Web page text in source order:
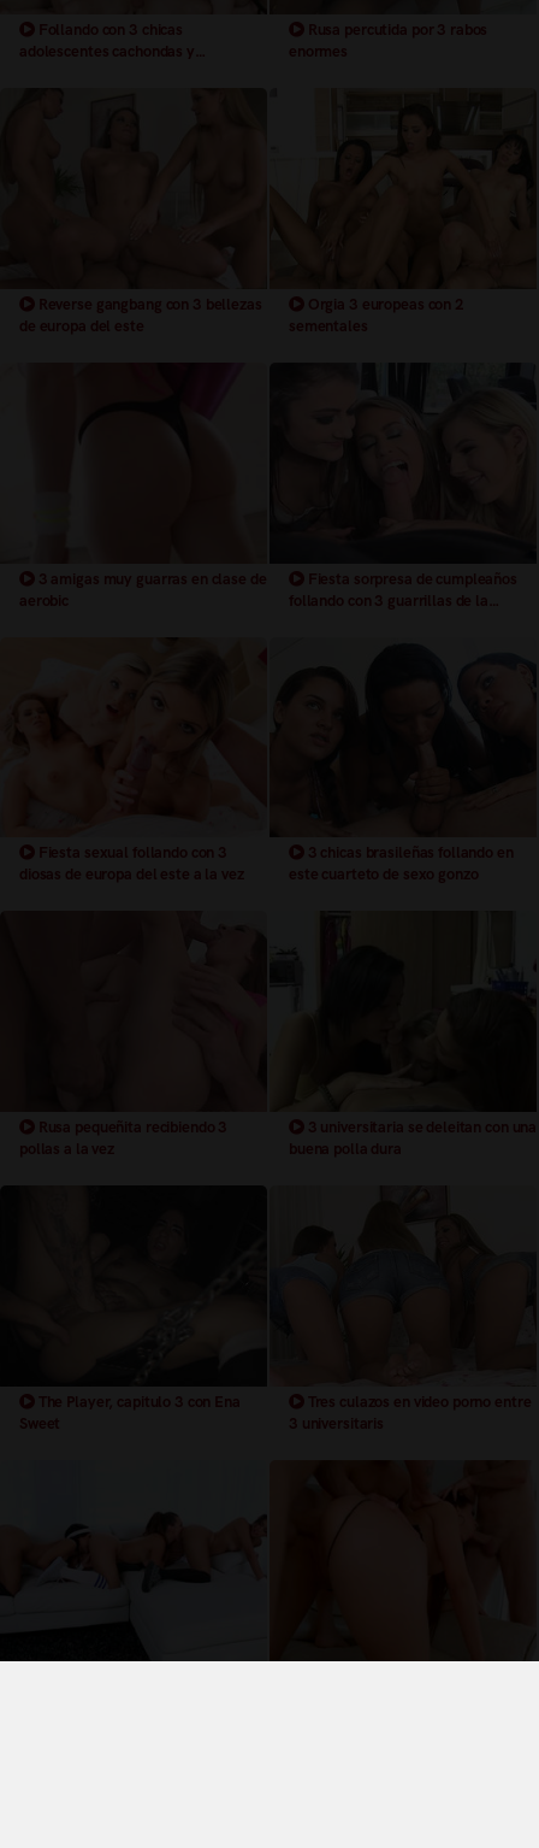
Follando con 3 chicas
adolescentes cachondas y
Rusa percutida por 3 rabos
enormes
Reverse gangbang con 3 bellezas
de europa del este
Orgia 3 europeas con 2
sementales
3 amigas muy guarras en clase de
aerobic
Fiesta sorpresa de cumpleaños
follando con 3 guarrillas de la
Fiesta sexual follando con 3
diosas de europa del este a la vez
3 chicas brasileñas follando en
este cuarteto de sexo gonzo
Rusa pequeñita recibiendo 3
pollas a la vez
3 universitaria se deleitan con una
buena polla dura
The Player, capitulo 3 con Ena
Sweet
Tres culazos en video porno entre
3 universitaris